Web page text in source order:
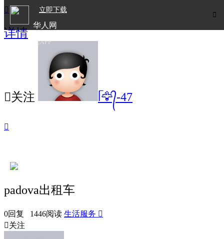

立即下载
华人网
欧洲华人生活APP

详情
关注 ᥬ🦅᭄-47

padova出租车
0回复 1446阅读 生活服务 
关注